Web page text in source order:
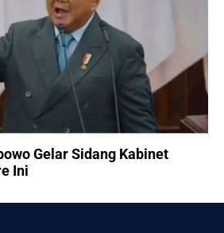
Gelar Sidang Kabinet
Ini